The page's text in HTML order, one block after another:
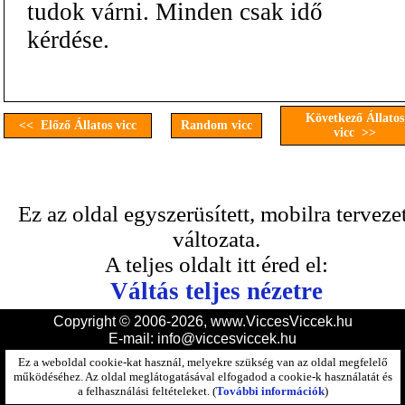
tudok várni. Minden csak idő
kérdése.
<< Előző Állatos vicc Random vicc
Következő Állatos
vicc >>
Ez az oldal egyszerüsített, mobilra
változata.
A teljes oldalt itt éred el:
Váltás teljes nézetre
Copyright © 2006-2026, www.ViccesViccek.hu
E-mail: info@viccesviccek.hu
Ez a weboldal cookie-kat használ, melyekre szükség van az oldal megfelelő
működéséhez. Az oldal meglátogatásával elfogadod a cookie-k használatát és
a felhasználási feltételeket. (További információk)